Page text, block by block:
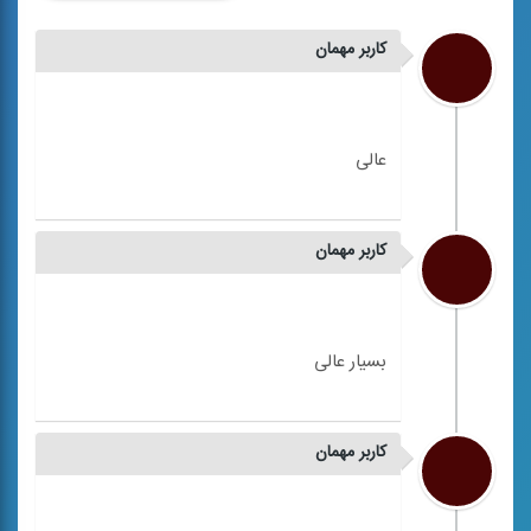
کاربر مهمان
کاربر مهمان
کاربر مهمان